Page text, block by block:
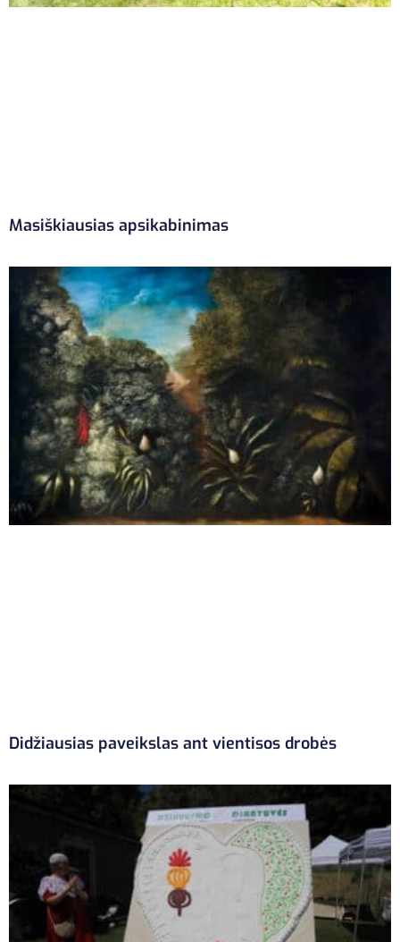
Masiškiausias apsikabinimas
Didžiausias paveikslas ant vientisos drobės